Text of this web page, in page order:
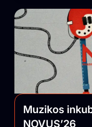
Muzikos
NOVUS’26